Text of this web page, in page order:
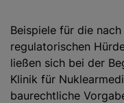
Beispiele für die
regulatorischen
ließen sich bei der
Klinik für
baurechtliche